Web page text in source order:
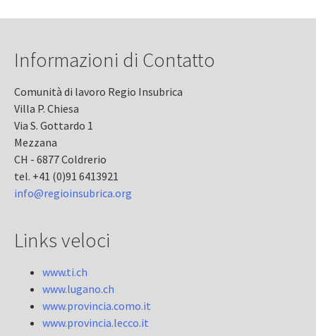
Informazioni di Contatto
Comunità di lavoro Regio Insubrica
Villa P. Chiesa
Via S. Gottardo 1
Mezzana
CH - 6877 Coldrerio
tel. +41 (0)91 6413921
info@regioinsubrica.org
Links veloci
www.ti.ch
www.lugano.ch
www.provincia.como.it
www.provincia.lecco.it